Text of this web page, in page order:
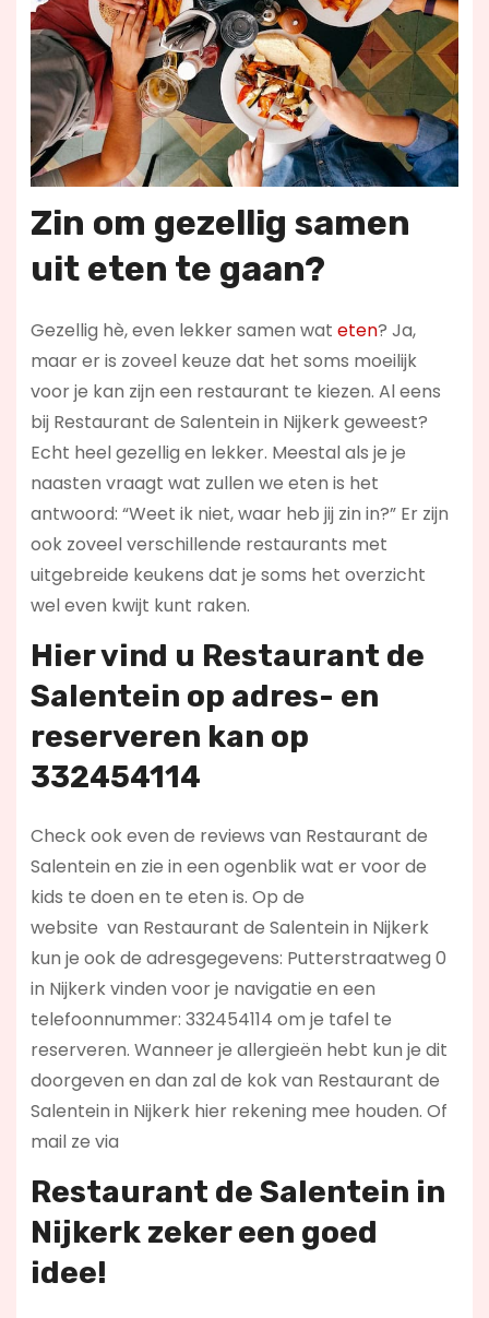
Zin om gezellig samen
uit eten te gaan?
Gezellig hè, even lekker samen wat eten? Ja,
maar er is zoveel keuze dat het soms moeilijk
voor je kan zijn een restaurant te kiezen. Al eens
bij Restaurant de Salentein in Nijkerk geweest?
Echt heel gezellig en lekker. Meestal als je je
naasten vraagt wat zullen we eten is het
antwoord: “Weet ik niet, waar heb jij zin in?” Er zijn
ook zoveel verschillende restaurants met
uitgebreide keukens dat je soms het overzicht
wel even kwijt kunt raken.
Hier vind u Restaurant de
Salentein op adres- en
reserveren kan op
332454114
Check ook even de reviews van Restaurant de
Salentein en zie in een ogenblik wat er voor de
kids te doen en te eten is. Op de
website van Restaurant de Salentein in Nijkerk
kun je ook de adresgegevens: Putterstraatweg 0
in Nijkerk vinden voor je navigatie en een
telefoonnummer: 332454114 om je tafel te
reserveren. Wanneer je allergieën hebt kun je dit
doorgeven en dan zal de kok van Restaurant de
Salentein in Nijkerk hier rekening mee houden. Of
mail ze via
Restaurant de Salentein in
Nijkerk zeker een goed
idee!